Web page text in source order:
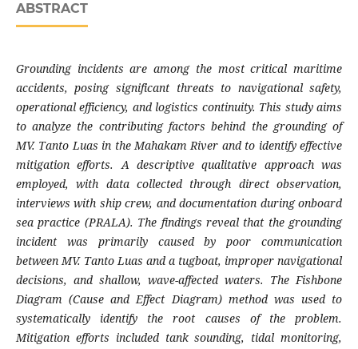
ABSTRACT
Grounding incidents are among the most critical maritime
accidents, posing significant threats to navigational safety,
operational efficiency, and logistics continuity. This study aims
to analyze the contributing factors behind the grounding of
MV. Tanto Luas in the Mahakam River and to identify effective
mitigation efforts. A descriptive qualitative approach was
employed, with data collected through direct observation,
interviews with ship crew, and documentation during onboard
sea practice (PRALA). The findings reveal that the grounding
incident was primarily caused by poor communication
between MV. Tanto Luas and a tugboat, improper navigational
decisions, and shallow, wave-affected waters. The Fishbone
Diagram (Cause and Effect Diagram) method was used to
systematically identify the root causes of the problem.
Mitigation efforts included tank sounding, tidal monitoring,